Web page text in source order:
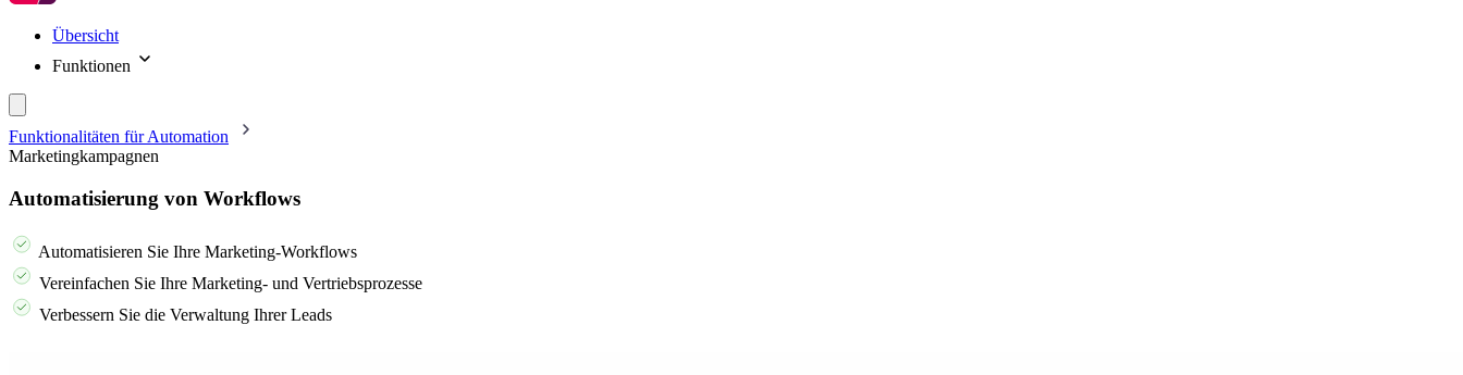
Übersicht
Funktionen
Funktionalitäten für Automation
Marketingkampagnen
Automatisierung von Workflows
Automatisieren Sie Ihre Marketing-Workflows
Vereinfachen Sie Ihre Marketing- und Vertriebsprozesse
Verbessern Sie die Verwaltung Ihrer Leads